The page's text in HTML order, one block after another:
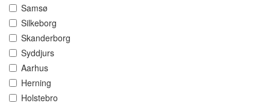
Samsø
Silkeborg
Skanderborg
Syddjurs
Aarhus
Herning
Holstebro